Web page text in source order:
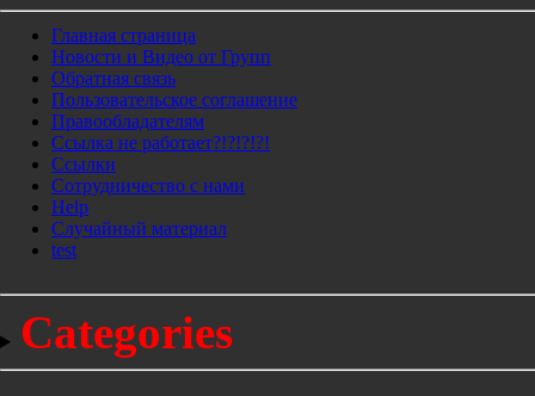
Главная страница
Новости и Видео от Групп
Обратная связь
Пользовательское соглашение
Правообладателям
Ссылка не работает?!?!?!?!
Ссылки
Сотрудничество с нами
Help
Cлучайный материал
test
Categories